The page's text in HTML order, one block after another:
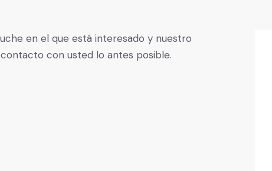
en el que está interesado y nuestro
con usted lo antes posible.